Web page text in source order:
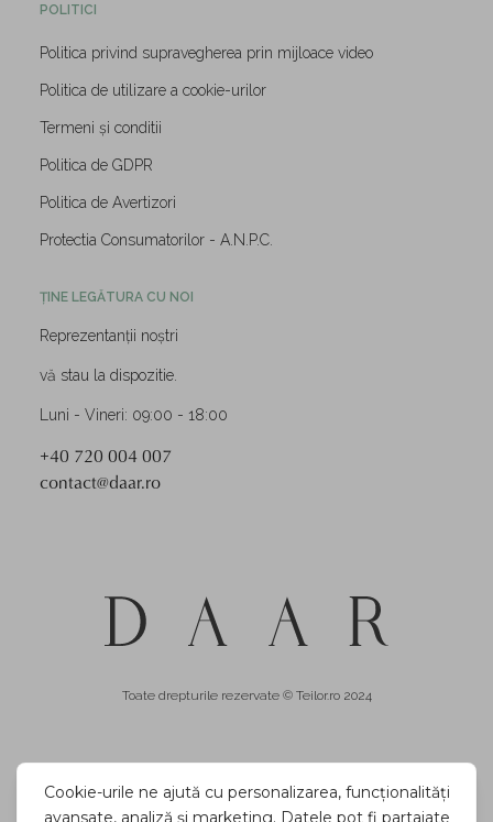
POLITICI
Politica privind supravegherea prin mijloace video
Politica de utilizare a cookie-urilor
Termeni și conditii
Politica de GDPR
Politica de Avertizori
Protectia Consumatorilor - A.N.P.C.
ȚINE LEGĂTURA CU NOI
Reprezentanții noștri
vă stau la dispozitie.
Luni - Vineri: 09:00 - 18:00
+40 720 004 007
contact@daar.ro
Toate drepturile rezervate © Teilor.ro 2024